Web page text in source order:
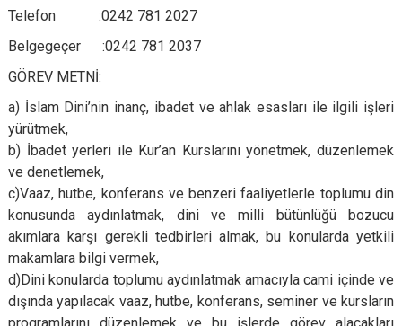
Telefon :0242 781 2027
Belgegeçer :0242 781 2037
GÖREV METNİ:
a) İslam Dini’nin inanç, ibadet ve ahlak esasları ile ilgili işleri
yürütmek,
b) İbadet yerleri ile Kur’an Kurslarını yönetmek, düzenlemek
ve denetlemek,
c)Vaaz, hutbe, konferans ve benzeri faaliyetlerle toplumu din
konusunda aydınlatmak, dini ve milli bütünlüğü bozucu
akımlara karşı gerekli tedbirleri almak, bu konularda yetkili
makamlara bilgi vermek,
d)Dini konularda toplumu aydınlatmak amacıyla cami içinde ve
dışında yapılacak vaaz, hutbe, konferans, seminer ve kursların